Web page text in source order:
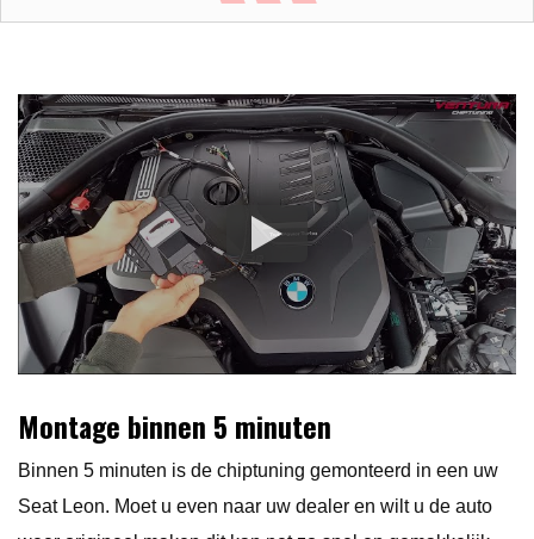
Montage binnen 5 minuten
Binnen 5 minuten is de chiptuning gemonteerd in een uw
Seat Leon. Moet u even naar uw dealer en wilt u de auto